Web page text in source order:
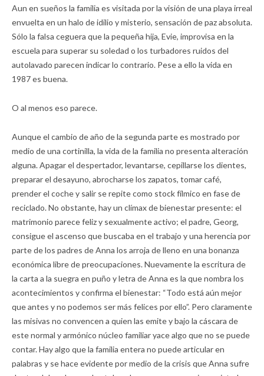
Aun en sueños la familia es visitada por la visión de una playa irreal
envuelta en un halo de idilio y misterio, sensación de paz absoluta.
Sólo la falsa ceguera que la pequeña hija, Evie, improvisa en la
escuela para superar su soledad o los turbadores ruidos del
autolavado parecen indicar lo contrario. Pese a ello la vida en
1987 es buena.
O al menos eso parece.
Aunque el cambio de año de la segunda parte es mostrado por
medio de una cortinilla, la vida de la familia no presenta alteración
alguna. Apagar el despertador, levantarse, cepillarse los dientes,
preparar el desayuno, abrocharse los zapatos, tomar café,
prender el coche y salir se repite como stock fílmico en fase de
reciclado. No obstante, hay un clímax de bienestar presente: el
matrimonio parece feliz y sexualmente activo; el padre, Georg,
consigue el ascenso que buscaba en el trabajo y una herencia por
parte de los padres de Anna los arroja de lleno en una bonanza
económica libre de preocupaciones. Nuevamente la escritura de
la carta a la suegra en puño y letra de Anna es la que nombra los
acontecimientos y confirma el bienestar: “Todo está aún mejor
que antes y no podemos ser más felices por ello”. Pero claramente
las misivas no convencen a quien las emite y bajo la cáscara de
este normal y armónico núcleo familiar yace algo que no se puede
contar. Hay algo que la familia entera no puede articular en
palabras y se hace evidente por medio de la crisis que Anna sufre